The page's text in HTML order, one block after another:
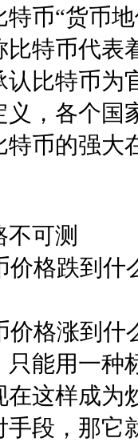
币“货币
特币代表
认比特币
，各个国
币的强大
可测
价格跌到
价格涨到
能用一种
这样成为
段，那它